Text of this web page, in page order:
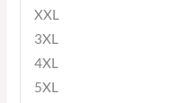
XXL
3XL
4XL
5XL